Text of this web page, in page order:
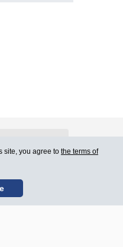
Terms of Use
site, you agree to the terms of